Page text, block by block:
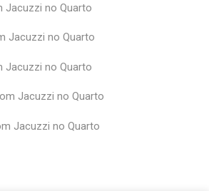
Jacuzzi no Quarto
Jacuzzi no Quarto
Jacuzzi no Quarto
Jacuzzi no Quarto
Jacuzzi no Quarto